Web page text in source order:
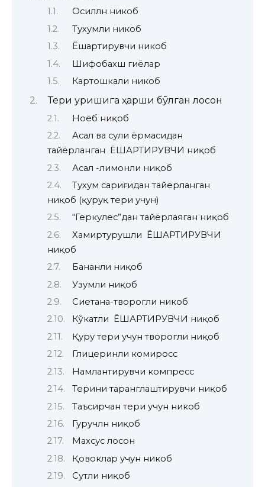
Оҳсиллн никоб
Тухумли никоб
Ёшартирувчи никоб
Шифобахш гиёҳлар
Картошкали никоб
Тери қуришига ҳарши бўлган лосон
Ноёб ниқоб
Асал ва сули ёрмасидан
тайёрланган ЁШАРТИРУВЧИ ниқоб
Асал -лимонли ниқоб
Тухум сариғидан тайёрланган
ниқоб (қуруқ тери учун)
“Геркулес”дан тайёрлаяган ниқоб
Хамиртурушли ЁШАРТИРУВЧИ
ниқоб
Бананли ниқоб
Узумли ниқоб
Сиетана-творогли никоб
Кўкатли ЁШАРТИРУВЧИ ниқоб
Қуруҳ тери учун творогли ниқоб
Глицеринли комиросс
Намлантирувчи компресс
Терини таранглаштирувчи ниқоб
Таъсирчан тери учун никоб
Гуручлн ниқоб
Махсус лосон
Қовоклар учун никоб
Сутли ниқоб